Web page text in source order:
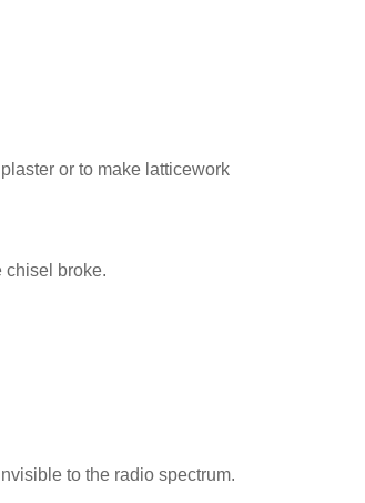
or to make latticework
chisel broke.
to the radio spectrum.